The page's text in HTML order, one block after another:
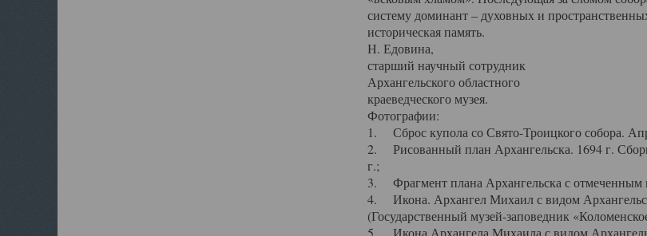
систему доминант – духовных и
историческая память.
Н. Едовина,
старший научный сотрудник
Архангельского областного
краеведческого музея.
Фотографии:
1. Сброс купола со Свято-Троицкого собора.
2. Рисованный план Архангельска. 1694 г.
г.;
3. Фрагмент плана Архангельска с
4. Икона. Архангел Михаил с видом
(Государственный музей-заповедник
5. Икона Архангела Михаила с видом